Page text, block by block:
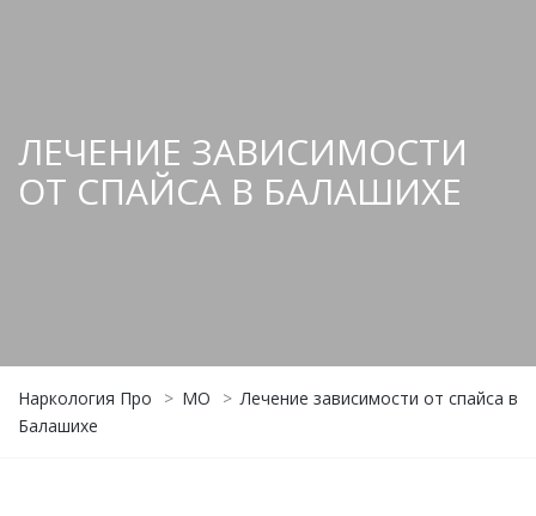
ЛЕЧЕНИЕ ЗАВИСИМОСТИ
ОТ СПАЙСА В БАЛАШИХЕ
Наркология Про > МО > Лечение зависимости от спайса в
Балашихе